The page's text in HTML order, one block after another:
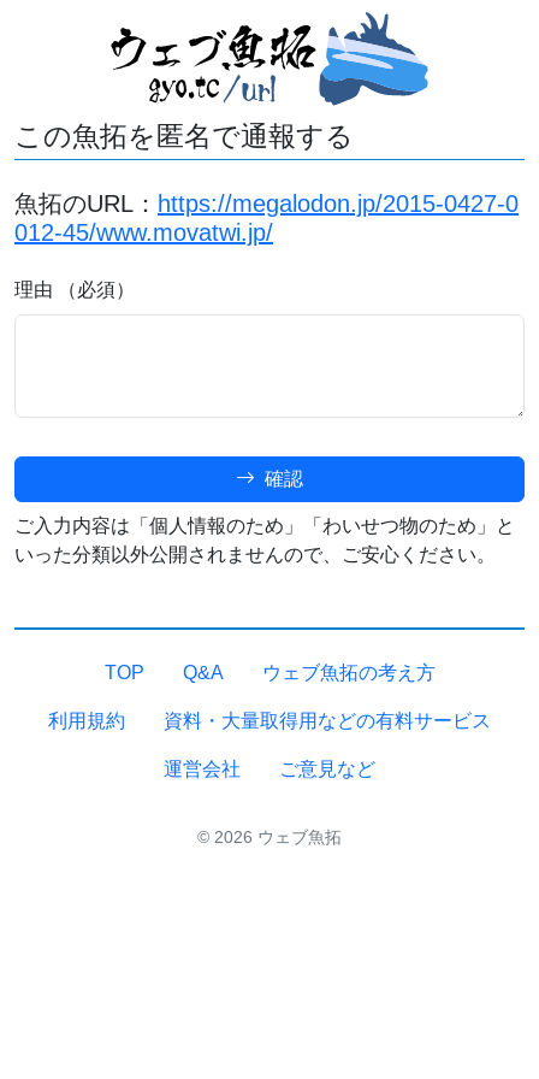
この魚拓を匿名で通報する
魚拓のURL： https://megalodon.jp/2015-0427-0
012-45/www.movatwi.jp/
理由 （必須）
確認
ご入力内容は「個人情報のため」「わいせつ物のため」と
いった分類以外公開されませんので、ご安心ください。
TOP Q&A ウェブ魚拓の考え方
利用規約 資料・大量取得用などの有料サービス
運営会社 ご意見など
© 2026 ウェブ魚拓